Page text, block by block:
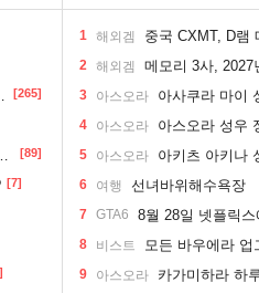
[265]
[89]
[7]
1 해외겜 중국 CXMT, D램 매
2 해외겜 메모리 3사, 2027
3 아스오라 아사쿠라 마이
4 아스오라 아스오라 성우
5 아스오라 아키츠 아키나
6 여행 선녀바위해수욕장
7 GTA6 8월 28일 넷플릭
8 비스트 모든 바우에라 업그
9 아스오라 카가미하라 하